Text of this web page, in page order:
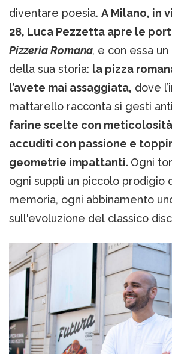
diventare poesia. A Milano, in
28, Luca Pezzetta apre le
Pizzeria Romana, e con essa
della sua storia: la pizza
l’avete mai assaggiata, dove
mattarello racconta sì gesti
farine scelte con
accuditi con passione e
geometrie impattanti. Ogni
ogni supplì un piccolo prodigio
memoria, ogni abbinamento
sull'evoluzione del classico